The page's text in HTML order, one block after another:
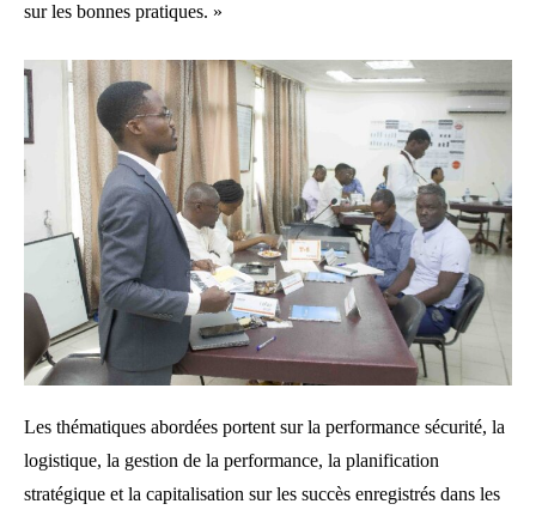
sur les bonnes pratiques. »
Les thématiques abordées portent sur la performance sécurité, la
logistique, la gestion de la performance, la planification
stratégique et la capitalisation sur les succès enregistrés dans les